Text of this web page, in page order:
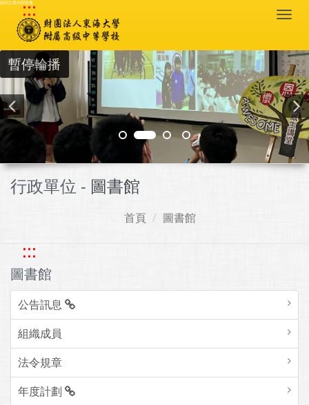
跳到主要內容區塊
:::
暫停輪播
行政單位 - 圖書館
首頁 圖書館
:::
圖書館
公告訊息
組織成員
法令規章
年度計劃